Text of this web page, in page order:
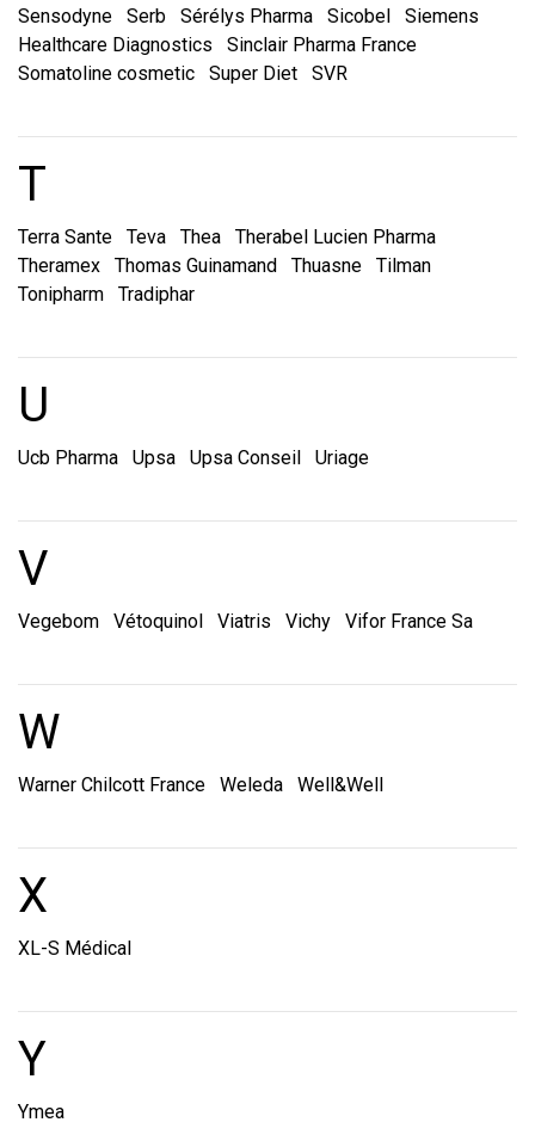
Sensodyne
Serb Sérélys Pharma Sicobel
Siemens
Healthcare Diagnostics
Sinclair Pharma France
Somatoline cosmetic
Super Diet SVR
Marques et
T
Terra Sante Teva Thea
Therabel Lucien Pharma
Theramex
Thomas Guinamand Thuasne
Tilman
Tonipharm
Tradiphar
Marques et
U
Ucb Pharma Upsa Upsa Conseil Uriage
Marques et
V
Vegebom Vétoquinol Viatris Vichy Vifor France Sa
Marques et
W
Warner Chilcott France Weleda Well&Well
Marques et
X
XL-S Médical
Marques et
Y
Ymea